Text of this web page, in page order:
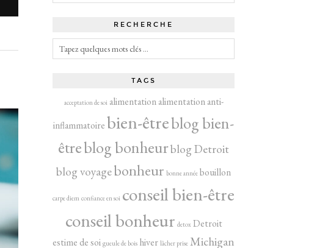
RECHERCHE
TAGS
acceptation de soi alimentation alimentation anti-
inflammatoirebien-êtreblog bien-
êtreblog bonheurblog Detroit
blog voyagebonheur bonne année bouillon
carpe diem confiance en soi conseil bien-être
conseil bonheur detox Detroit
estime de soi gueule de bois hiver lâcher prise Michigan